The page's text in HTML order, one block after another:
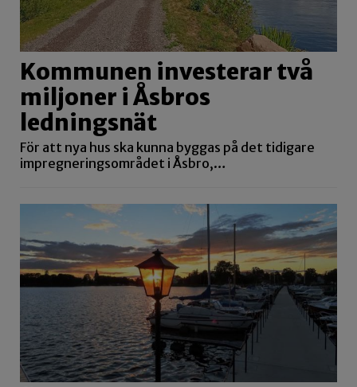
Kommunen investerar två
miljoner i Åsbros
ledningsnät
För att nya hus ska kunna byggas på det tidigare
impregneringsområdet i Åsbro,…